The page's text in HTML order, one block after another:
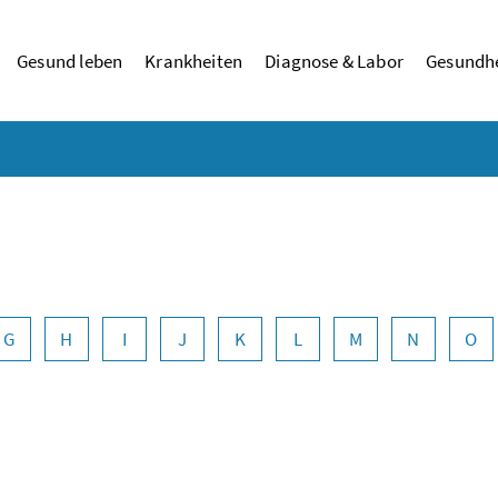
Gesund leben Krankheiten Diagnose & Labor
G H I J K L M N O